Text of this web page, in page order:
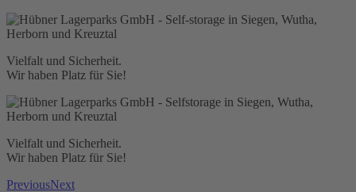
Vielfalt und Sicherheit.
Wir haben Platz für Sie!
Vielfalt und Sicherheit.
Wir haben Platz für Sie!
PreviousNext